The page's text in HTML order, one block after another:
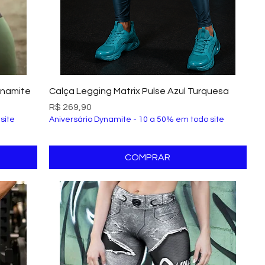
Visualização rápida
Calça Legging Matrix Pulse Azul Turquesa
Preço
R$ 269,90
Aniversário Dynamite - 10 a 50% em todo site
COMPRAR